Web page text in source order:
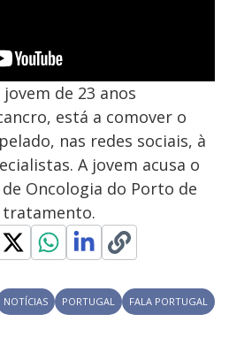
de 23 anos
está a comover o
nas redes sociais, à
A jovem acusa o
Oncologia do Porto de
NOTÍCIAS PORTUGAL FALA PORTUGAL